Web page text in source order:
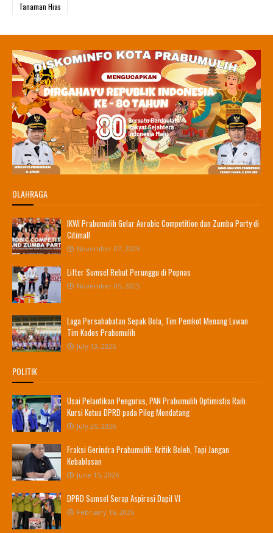
Tanaman Hias
OLAHRAGA
IKWI Prabumulih Gelar Aerobic Competition dan Zumba Party di
Citimall
November 07, 2025
Lifter Sumsel Rebut Perunggu di Popnas
November 05, 2025
Laga Persahabatan Sepak Bola, Tim Pemkot Menang Lawan
Tim Kades Prabumulih
July 13, 2025
POLITIK
Usai Pelantikan Pengurus, PAN Prabumulih Optimistis Raih
Kursi Ketua DPRD pada Pileg Mendatang
July 26, 2026
Fraksi Gerindra Prabumulih: Kritik Boleh, Tapi Jangan
Kebablasan
June 15, 2026
DPRD Sumsel Serap Aspirasi Dapil VI
February 16, 2026